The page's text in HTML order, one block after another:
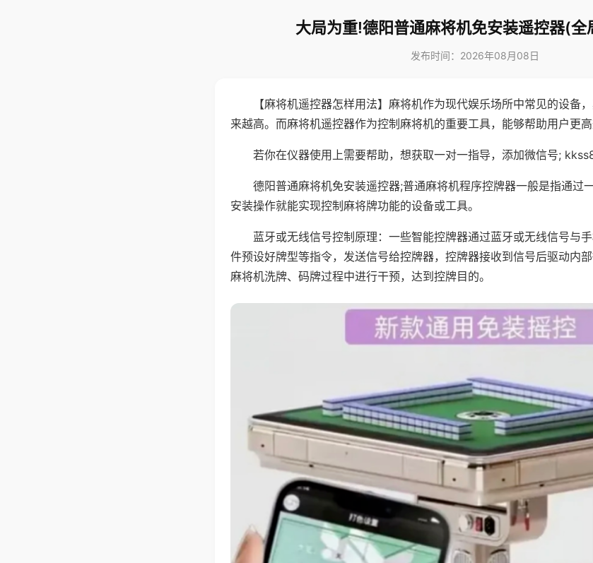
大局为重!德阳普通麻将机免安装遥控器(全
发布时间：2026年08月08日
【麻将机遥控器怎样用法】麻将机作为现代娱乐场所中常见的设备
来越高。而麻将机遥控器作为控制麻将机的重要工具，能够帮助用户更高
若你在仪器使用上需要帮助，想获取一对一指导，添加微信号;
德阳普通麻将机免安装遥控器;普通麻将机程序控牌器一般是指通过
安装操作就能实现控制麻将牌功能的设备或工具。
蓝牙或无线信号控制原理：一些智能控牌器通过蓝牙或无线信号与
件预设好牌型等指令，发送信号给控牌器，控牌器接收到信号后驱动内
麻将机洗牌、码牌过程中进行干预，达到控牌目的。